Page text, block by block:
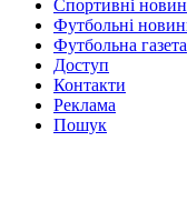
Спортивні
Футбольні
Футбольна газета
Доступ
Контакти
Реклама
Пошук